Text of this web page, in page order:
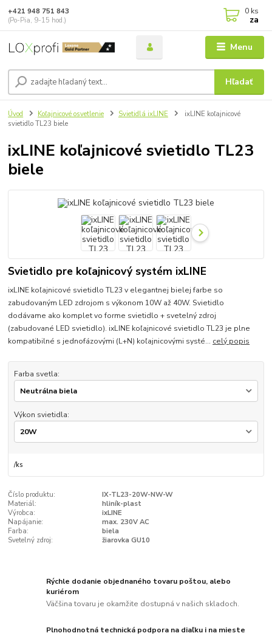
Menu
Hľadať
+421 948 751 843
(Po-Pia, 9-15 hod.)
0 ks
za
Úvod Koľajnicové osvetlenie Svietidlá ixLINE
ixLINE koľajnicové
svietidlo TL23 biele
ixLINE koľajnicové svietidlo TL23
biele
Svietidlo pre koľajnicový systém ixLINE
ixLINE koľajnicové svietidlo TL23 v elegantnej bielej farbe so
zabudovaným LED zdrojom s výkonom 10W až 40W. Svietidlo
dodávame ako komplet vo forme svietidlo + svetelný zdroj
(zabudované LED svietidlo). ixLINE koľajnicové svietidlo TL23 je plne
kompatibilné s jednofázovými (L+N) koľajnicovými systé... celý popis
Farba svetla:
Výkon svietidla:
/ks
Číslo produktu:
IX-TL23-20W-NW-W
Materiál:
hliník-plast
Výrobca:
ixLINE
Napájanie:
max. 230V AC
Farba:
biela
Svetelný zdroj:
žiarovka GU10
Rýchle dodanie objednaného tovaru poštou, alebo
kuriérom
Väčšina tovaru je okamžite dostupná v našich skladoch.
Plnohodnotná technická podpora na diaľku i na mieste